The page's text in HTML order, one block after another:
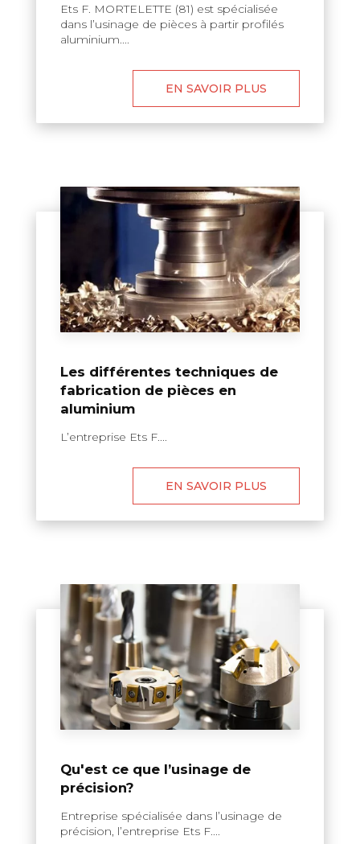
Ets F. MORTELETTE (81) est spécialisée
dans l’usinage de pièces à partir profilés
aluminium....
EN SAVOIR PLUS
Les différentes techniques de
fabrication de pièces en
aluminium
L’entreprise Ets F....
EN SAVOIR PLUS
Qu'est ce que l’usinage de
précision?
Entreprise spécialisée dans l’usinage de
précision, l’entreprise Ets F....